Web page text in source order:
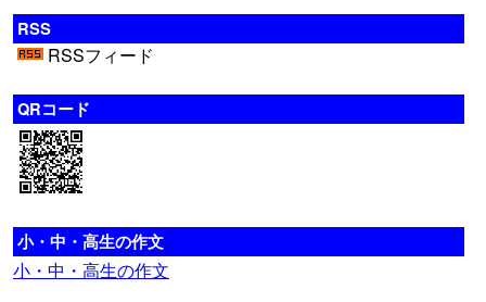
RSS
RSSフィード
QRコード
小・中・高生の作文
小・中・高生の作文